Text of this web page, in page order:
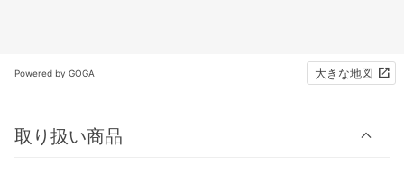
Powered by GOGA 大きな地図
取り扱い商品